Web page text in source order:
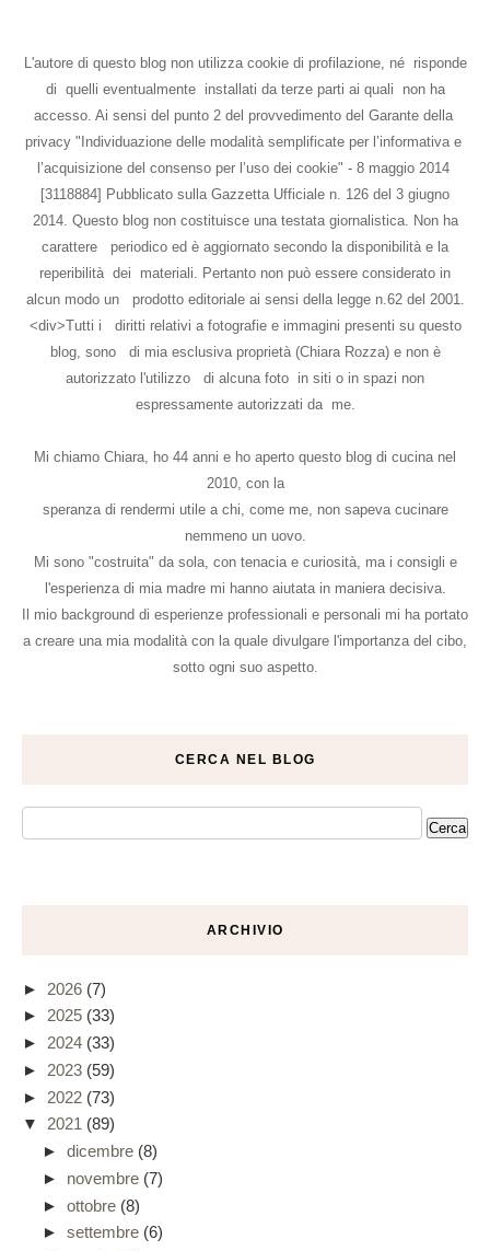
L'autore di questo blog non utilizza cookie di profilazione, né risponde
di quelli eventualmente installati da terze parti ai quali non ha
accesso. Ai sensi del punto 2 del provvedimento del Garante della
privacy "Individuazione delle modalità semplificate per l’informativa e
l’acquisizione del consenso per l’uso dei cookie" - 8 maggio 2014
[3118884] Pubblicato sulla Gazzetta Ufficiale n. 126 del 3 giugno
2014. Questo blog non costituisce una testata giornalistica. Non ha
carattere periodico ed è aggiornato secondo la disponibilità e la
reperibilità dei materiali. Pertanto non può essere considerato in
alcun modo un prodotto editoriale ai sensi della legge n.62 del 2001.
<div>Tutti i diritti relativi a fotografie e immagini presenti su questo
blog, sono di mia esclusiva proprietà (Chiara Rozza) e non è
autorizzato l'utilizzo di alcuna foto in siti o in spazi non
espressamente autorizzati da me.
Mi chiamo Chiara, ho 44 anni e ho aperto questo blog di cucina nel
2010, con la
speranza di rendermi utile a chi, come me, non sapeva cucinare
nemmeno un uovo.
Mi sono "costruita" da sola, con tenacia e curiosità, ma i consigli e
l'esperienza di mia madre mi hanno aiutata in maniera decisiva.
Il mio background di esperienze professionali e personali mi ha portato
a creare una mia modalità con la quale divulgare l'importanza del cibo,
sotto ogni suo aspetto.
CERCA NEL BLOG
ARCHIVIO
► 2026 (7)
► 2025 (33)
► 2024 (33)
► 2023 (59)
► 2022 (73)
▼ 2021 (89)
► dicembre (8)
► novembre (7)
► ottobre (8)
► settembre (6)